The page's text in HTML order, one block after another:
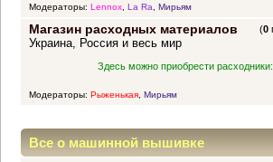
Модераторы: Lennox, La Ra, Мирьям
Магазин расходных материалов (0
Украина, Россия и весь мир
Здесь можно приобрести расходники:
Модераторы: Рыженькая, Мирьям
Все о машинной вышивке